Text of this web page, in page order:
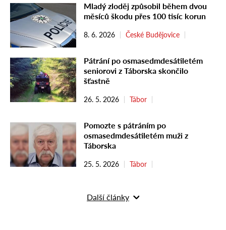
Mladý zloděj způsobil během dvou
měsíců škodu přes 100 tisíc korun
8. 6. 2026 České Budějovice
Pátrání po osmasedmdesátiletém
seniorovi z Táborska skončilo
šťastně
26. 5. 2026 Tábor
Pomozte s pátráním po
osmasedmdesátiletém muži z
Táborska
25. 5. 2026 Tábor
Další články